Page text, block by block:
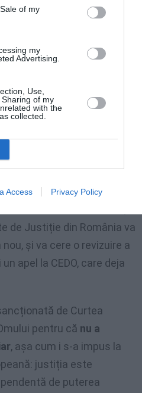
of my
my
Advertising.
Use,
of my
with the
collected.
Access Privacy Policy
să mă confrunt cu
strategia de apărare »,
conform sursei
completului Giovanni
faptul că Bica are
apere pe fondul acuzațiilor
de Justiție din România va
și va cere o revizuire a
apel la CEDO, care deja
de Curtea
pentru că nu a
, așa cum i s-a impus la
justiția este
de puterea